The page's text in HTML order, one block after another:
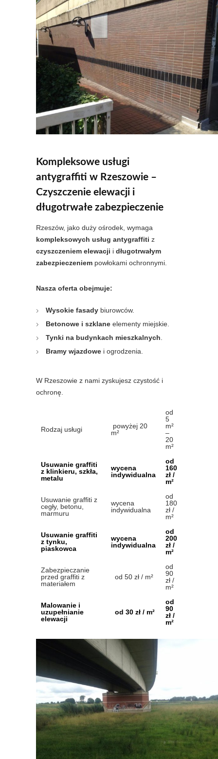
Kompleksowe usługi
antygraffiti w Rzeszowie –
Czyszczenie elewacji i
długotrwałe zabezpieczenie
Rzeszów, jako duży ośrodek, wymaga
kompleksowych usług antygraffiti z
czyszczeniem elewacji i długotrwałym
zabezpieczeniem powłokami ochronnymi.
Nasza oferta obejmuje:
Wysokie fasady biurowców.
Betonowe i szklane elementy miejskie.
Tynki na budynkach mieszkalnych
Bramy wjazdowe i ogrodzenia.
W Rzeszowie z nami zyskujesz czystość i
ochronę.
Rodzaj usługi
powyżej 20
m²
od
5
m²
–
20
m²
Usuwanie graffiti
z klinkieru, szkła,
metalu
wycena
indywidualna
od
160
zł /
m²
Usuwanie graffiti z
cegły, betonu,
marmuru
wycena
indywidualna
od
180
zł /
m²
Usuwanie graffiti
z tynku,
piaskowca
wycena
indywidualna
od
200
zł /
m²
Zabezpieczanie
przed graffiti z
materiałem
od 50 zł / m²
od
90
zł /
m²
Malowanie i
uzupełnianie
elewacji
od 30 zł / m²
od
90
zł /
m²